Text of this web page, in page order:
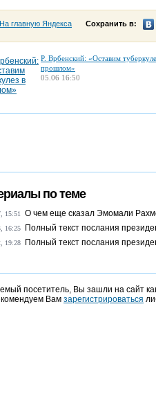
На главную Яндекса Сохранить в:
Р. Врбенский: «Оставим
прошлом»
05.06 16:50
по теме
15:51 О чем еще сказал Эмомали
16:25 Полный текст послания
19:28 Полный текст послания
посетитель, Вы зашли на сайт
Вам зарегистрироваться